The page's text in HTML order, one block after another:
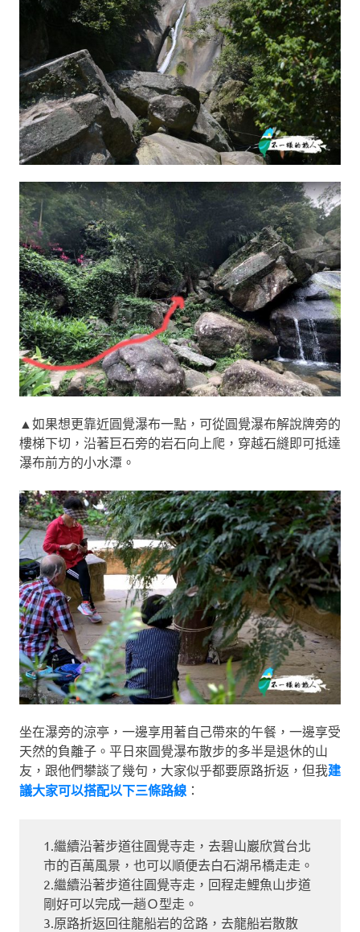
▲如果想更靠近圓覺瀑布一點，可從圓覺瀑布解說牌旁的
樓梯下切，沿著巨石旁的岩石向上爬，穿越石縫即可抵達
瀑布前方的小水潭。
坐在瀑旁的涼亭，一邊享用著自己帶來的午餐，一邊享受
天然的負離子。平日來圓覺瀑布散步的多半是退休的山
友，跟他們攀談了幾句，大家似乎都要原路折返，但我建
議大家可以搭配以下三條路線 ：
1.繼續沿著步道往圓覺寺走，去碧山巖欣賞台北
市的百萬風景，也可以順便去白石湖吊橋走走。
2.繼續沿著步道往圓覺寺走，回程走鯉魚山步道
剛好可以完成一趟Ｏ型走。
3.原路折返回往龍船岩的岔路，去龍船岩散散